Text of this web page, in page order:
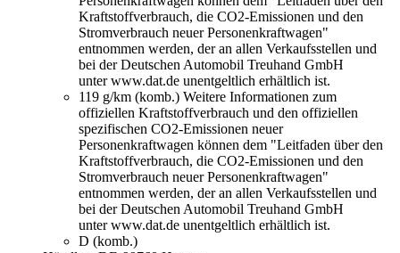
Kraftstoffverbrauch, die CO2-Emissionen und den
Stromverbrauch neuer Personenkraftwagen"
entnommen werden, der an allen Verkaufsstellen und
bei der Deutschen Automobil Treuhand GmbH
unter www.dat.de unentgeltlich erhältlich ist.
119 g/km (komb.) Weitere Informationen zum
offiziellen Kraftstoffverbrauch und den offiziellen
spezifischen CO2-Emissionen neuer
Personenkraftwagen können dem "Leitfaden über den
Kraftstoffverbrauch, die CO2-Emissionen und den
Stromverbrauch neuer Personenkraftwagen"
entnommen werden, der an allen Verkaufsstellen und
bei der Deutschen Automobil Treuhand GmbH
unter www.dat.de unentgeltlich erhältlich ist.
D (komb.)